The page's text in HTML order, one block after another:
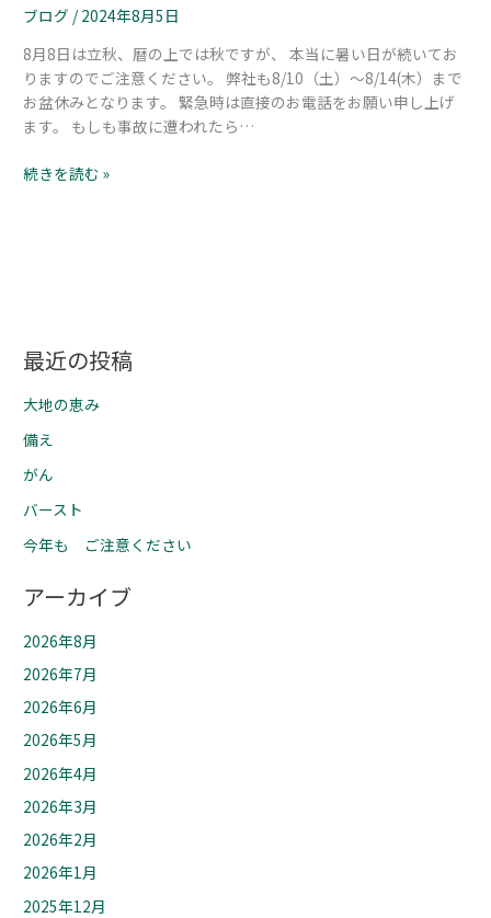
ブログ / 2024年8月5日
8月8日は立秋、暦の上では秋ですが、 本当に暑い日が続いてお
りますのでご注意ください。 弊社も8/10（土）～8/14(木）まで
お盆休みとなります。 緊急時は直接のお電話をお願い申し上げ
ます。 もしも事故に遭われたら…
続きを読む »
最近の投稿
大地の恵み
備え
がん
バースト
今年も ご注意ください
アーカイブ
2026年8月
2026年7月
2026年6月
2026年5月
2026年4月
2026年3月
2026年2月
2026年1月
2025年12月